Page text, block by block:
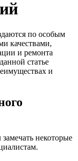
по особым
качествами,
и ремонта
статье
и
некоторые